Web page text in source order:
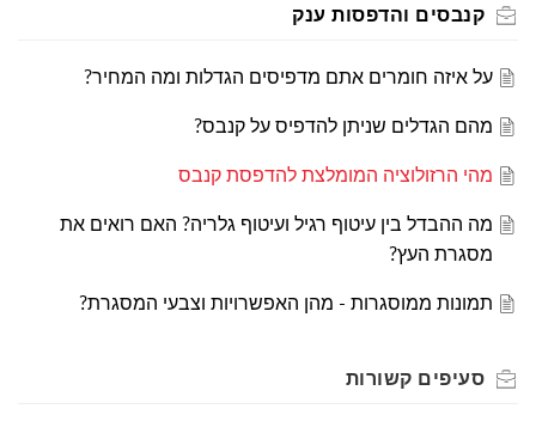
קנבסים והדפסות ענק
על איזה חומרים אתם מדפיסים הגדלות ומה המחיר?
מהם הגדלים שניתן להדפיס על קנבס?
מהי הרזולוציה המומלצת להדפסת קנבס
מה ההבדל בין עיטוף רגיל ועיטוף גלריה? האם רואים את
מסגרת העץ?
תמונות ממוסגרות - מהן האפשרויות וצבעי המסגרת?
סעיפים קשורות